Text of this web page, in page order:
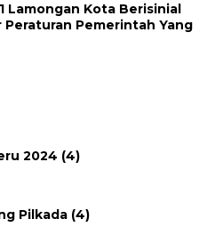
Lamongan Kota Berisinial
Peraturan Pemerintah Yang
2024 (4)
Pilkada (4)